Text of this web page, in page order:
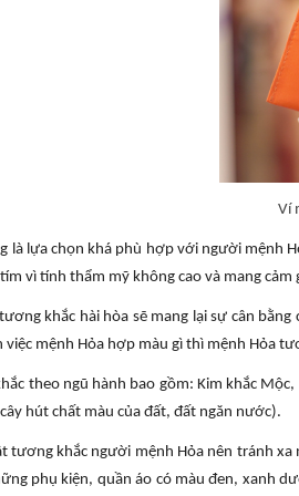
Ví
là lựa chọn khá phù hợp với người mệnh
vì tính thẩm mỹ không cao và mang cảm
khắc hài hòa sẽ mang lại sự cân
việc mệnh Hỏa hợp màu gì thì mệnh Hỏa
theo ngũ hành bao gồm: Kim khắc
hút chất màu của đất, đất ngăn nước).
tương khắc người mệnh Hỏa nên tránh
phụ kiện, quần áo có màu đen, xanh